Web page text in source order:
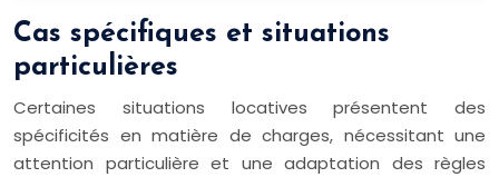
Cas spécifiques et situations
particulières
Certaines situations locatives présentent des
spécificités en matière de charges, nécessitant une
attention particulière et une adaptation des règles